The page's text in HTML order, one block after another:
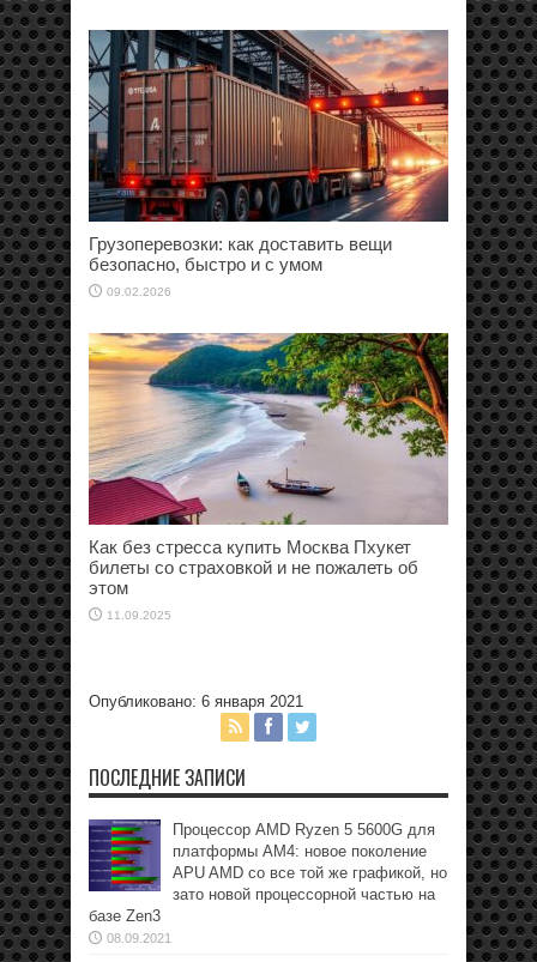
Грузоперевозки: как доставить вещи
безопасно, быстро и с умом
09.02.2026
Как без стресса купить Москва Пхукет
билеты со страховкой и не пожалеть об
этом
11.09.2025
Опубликовано: 6 января 2021
ПОСЛЕДНИЕ ЗАПИСИ
Процессор AMD Ryzen 5 5600G для
платформы АМ4: новое поколение
APU AMD со все той же графикой, но
зато новой процессорной частью на
базе Zen3
08.09.2021